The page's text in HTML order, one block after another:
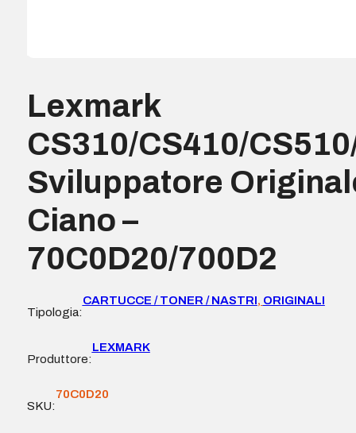
Lexmark
CS310/CS410/
Sviluppatore
Ciano –
70C0D20/700D2
Tipologia:
CARTUCCE / TONER / NASTRI, ORIGINALI
Produttore:
LEXMARK
SKU:
70C0D20